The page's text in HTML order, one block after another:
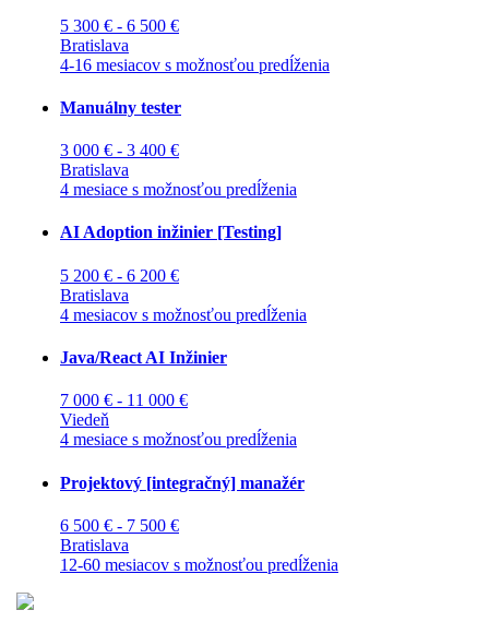
5 300 € - 6 500 €
Bratislava
4-16 mesiacov s možnosťou predĺženia
Manuálny tester
3 000 € - 3 400 €
Bratislava
4 mesiace s možnosťou predĺženia
AI Adoption inžinier [Testing]
5 200 € - 6 200 €
Bratislava
4 mesiacov s možnosťou predĺženia
Java/React AI Inžinier
7 000 € - 11 000 €
Viedeň
4 mesiace s možnosťou predĺženia
Projektový [integračný] manažér
6 500 € - 7 500 €
Bratislava
12-60 mesiacov s možnosťou predĺženia